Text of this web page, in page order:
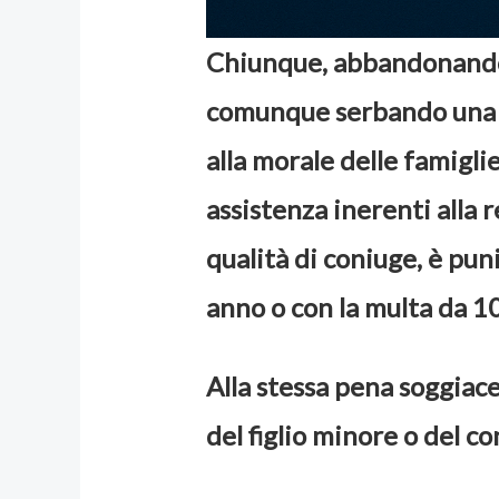
Chiunque,
comunque serbando
alla morale delle
assistenza inerenti alla
qualità di coniuge, è
anno o con la multa da
Alla stessa pena
del figlio minore o del